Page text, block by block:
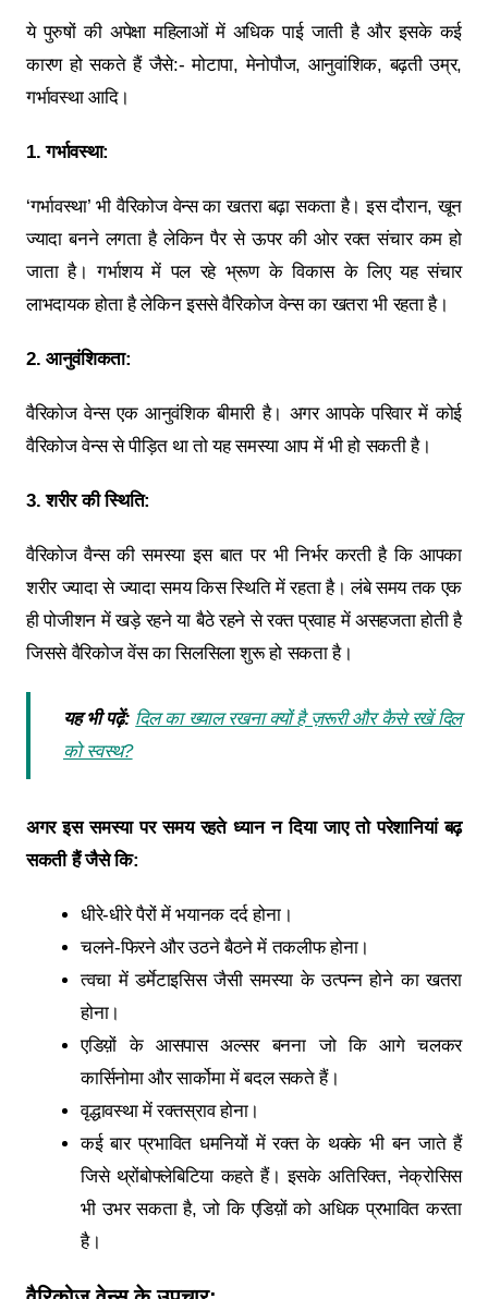
ये पुरुषों की अपेक्षा महिलाओं में अधिक पाई जाती है और इसके कई
कारण हो सकते हैं जैसे:- मोटापा, मेनोपौज, आनुवांशिक, बढ़ती उम्र,
गर्भावस्था आदि।
1. गर्भावस्था:
‘गर्भावस्था’ भी वैरिकोज वेन्स का खतरा बढ़ा सकता है। इस दौरान, खून
ज्यादा बनने लगता है लेकिन पैर से ऊपर की ओर रक्त संचार कम हो
जाता है। गर्भाशय में पल रहे भ्रूण के विकास के लिए यह संचार
लाभदायक होता है लेकिन इससे वैरिकोज वेन्स का खतरा भी रहता है।
2. आनुवंशिकता:
वैरिकोज वेन्स एक आनुवंशिक बीमारी है। अगर आपके परिवार में कोई
वैरिकोज वेन्स से पीड़ित था तो यह समस्या आप में भी हो सकती है।
3. शरीर की स्थिति:
वैरिकोज वैन्स की समस्या इस बात पर भी निर्भर करती है कि आपका
शरीर ज्यादा से ज्यादा समय किस स्थिति में रहता है। लंबे समय तक एक
ही पोजीशन में खड़े रहने या बैठे रहने से रक्त प्रवाह में असहजता होती है
जिससे वैरिकोज वेंस का सिलसिला शुरू हो सकता है।
यह भी पढ़ें: दिल का ख्याल रखना क्यों है ज़रूरी और कैसे रखें दिल
को स्वस्थ?
अगर इस समस्या पर समय रहते ध्यान न दिया जाए तो परेशानियां बढ़
सकती हैं जैसे कि:
धीरे-धीरे पैरों में भयानक दर्द होना।
चलने-फिरने और उठने बैठने में तकलीफ होना।
त्वचा में डर्मेटाइसिस जैसी समस्या के उत्पन्न होने का खतरा
होना।
एडिय़ों के आसपास अल्सर बनना जो कि आगे चलकर
कार्सिनोमा और सार्कोमा में बदल सकते हैं।
वृद्धावस्था में रक्तस्राव होना।
कई बार प्रभावित धमनियों में रक्त के थक्के भी बन जाते हैं
जिसे थ्रोंबोफ्लेबिटिया कहते हैं। इसके अतिरिक्त, नेक्रोसिस
भी उभर सकता है, जो कि एडिय़ों को अधिक प्रभावित करता
है।